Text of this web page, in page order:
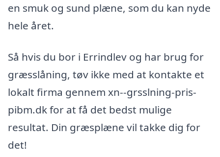
en smuk og sund plæne, som du kan nyde
hele året.
Så hvis du bor i Errindlev og har brug for
græsslåning, tøv ikke med at kontakte et
lokalt firma gennem xn--grsslning-pris-
pibm.dk for at få det bedst mulige
resultat. Din græsplæne vil takke dig for
det!